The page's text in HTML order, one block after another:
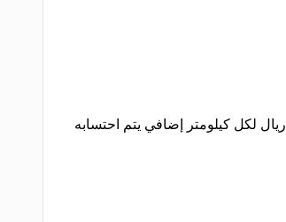
يحق للشركة فرض رسوم نقل إضافية على المواقع التي تبعد أكثر من 50 كيلومتر عن المدن الرئيسية (الدمام – الرياض – جدة – جازان)، وذلك بواقع 1 ريال لكل كيلومتر إضافي يتم احتسابه